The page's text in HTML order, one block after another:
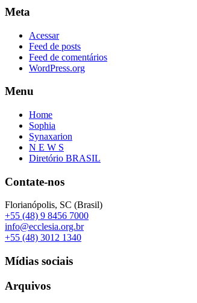
Meta
Acessar
Feed de posts
Feed de comentários
WordPress.org
Menu
Home
Sophia
Synaxarion
N E W S
Diretório BRASIL
Contate-nos
Florianópolis, SC (Brasil)
+55 (48) 9 8456 7000
info@ecclesia.org.br
+55 (48) 3012 1340
Mídias sociais
Arquivos